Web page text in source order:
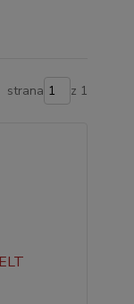
strana z 1